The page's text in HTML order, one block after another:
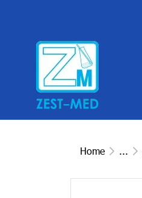
Home ...